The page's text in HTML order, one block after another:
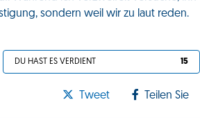
sondern weil wir zu laut reden.
DU HAST ES VERDIENT 15
Tweet Teilen Sie